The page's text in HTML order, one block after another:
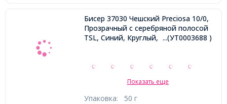
Бисер 37030 Чешский Preciosa 10/0,
Прозрачный с серебряной полосой
TSL, Синий, Круглый,
...(УТ0003688 )
Показать еще
Упаковка: 50 г